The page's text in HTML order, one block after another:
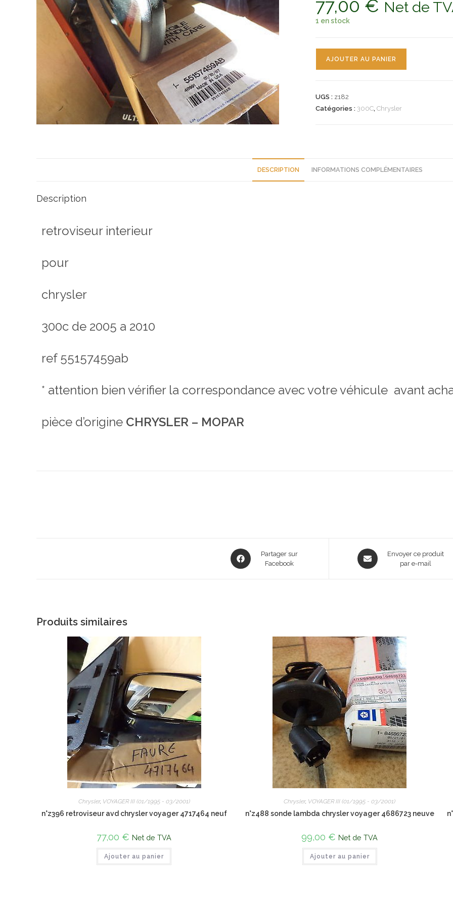
77,00 € Net de
1 en stock
interieur
AJOUTER AU PANIER
UGS : z182
Catégories : 300C, Chrysler
DESCRIPTION INFORMATIONS COMPLÉMENTAIRES
Description
retroviseur interieur
pour
chrysler
300c de 2005 a 2010
ref 55157459ab
* attention bien vérifier la correspondance avec votre véhicule avant
pièce d’origine CHRYSLER – MOPAR
Opens
in
Partager sur
Facebook
Opens
in
Envoyer ce produit
par e-mail
Produits similaires
Chrysler, VOYAGER III (01/1995 - 03/2001)
n°z396 retroviseur avd chrysler voyager 4717464 neuf
77,00 € Net de TVA
Ajouter au panier
Chrysler, VOYAGER III (01/1995 - 03/2001)
n°z488 sonde lambda chrysler voyager 4686723 neuve
99,00 € Net de TVA
Ajouter au panier